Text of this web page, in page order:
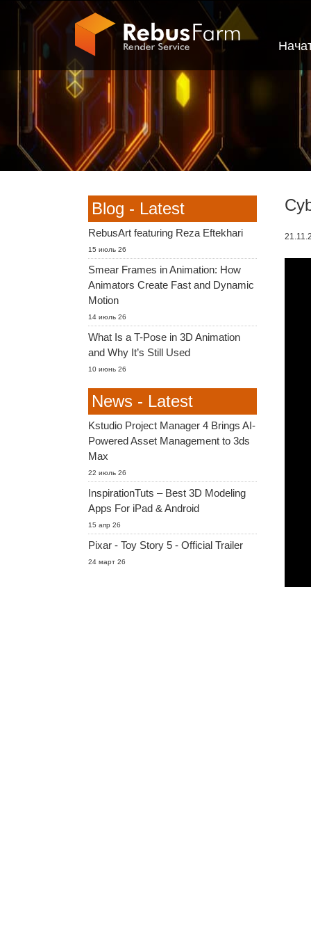
Blog - Latest
RebusArt featuring Reza Eftekhari
15 июль 26
Smear Frames in Animation: How
Animators Create Fast and Dynamic
Motion
14 июль 26
What Is a T-Pose in 3D Animation
and Why It’s Still Used
10 июнь 26
News - Latest
Kstudio Project Manager 4 Brings AI-
Powered Asset Management to 3ds
Max
22 июль 26
InspirationTuts – Best 3D Modeling
Apps For iPad & Android
15 апр 26
Pixar - Toy Story 5 - Official Trailer
24 март 26